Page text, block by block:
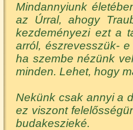
Mindannyiunk
az Úrral, ahogy
kezdeményezi ezt a
arról, észrevesszük-
ha szembe nézünk
minden. Lehet, hogy
Nekünk csak annyi a
ez viszont
budakeszieké.